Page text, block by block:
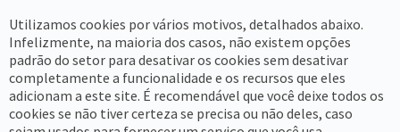
Utilizamos cookies por vários motivos, detalhados abaixo.
Infelizmente, na maioria dos casos, não existem opções
padrão do setor para desativar os cookies sem desativar
completamente a funcionalidade e os recursos que eles
adicionam a este site. É recomendável que você deixe todos os
cookies se não tiver certeza se precisa ou não deles, caso